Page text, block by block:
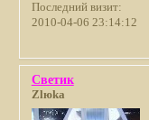
Последний визит:
2010-04-06 23:14:12
Светик
Zlюka